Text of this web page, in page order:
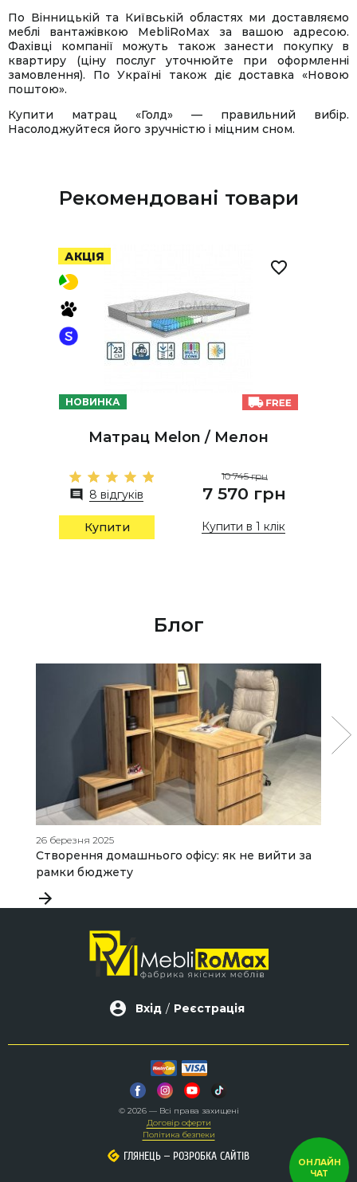
По Вінницькій та Київській областях ми доставляємо
меблі вантажівкою MebliRoMax за вашою адресою.
Фахівці компанії можуть також занести покупку в
квартиру (ціну послуг уточнюйте при оформленні
замовлення). По Україні також діє доставка «Новою
поштою».
Купити матрац «Голд» — правильний вибір.
Насолоджуйтеся його зручністю і міцним сном.
Рекомендовані товари
АКЦІЯ
НОВИНКА
Матрац Melon / Мелон
8 відгуків
10 745 грн
7 570 грн
Купити Купити в 1 клік
Блог
26 березня 2025
Створення домашнього офісу: як не вийти за
рамки бюджету
Вхід / Реєстрація
© 2026 — Всі права захищені
Договір оферти
Політика безпеки
ГЛЯНЕЦЬ – РОЗРОБКА САЙТІВ
ГЛЯНЕЦЬ – РОЗРОБКА САЙТІВ
ОНЛАЙН
ЧАТ